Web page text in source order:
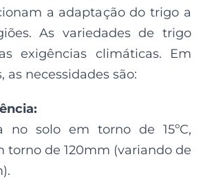
a adaptação do trigo a
As variedades de trigo
exigências climáticas. Em
as necessidades são:
no solo em torno de 15ºC,
torno de 120mm (variando de